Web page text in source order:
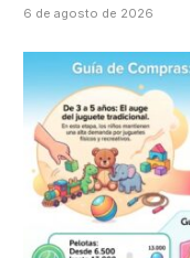
6 de agosto de 2026